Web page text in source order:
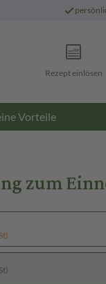
Rezept einlösen
Vorteile
zum